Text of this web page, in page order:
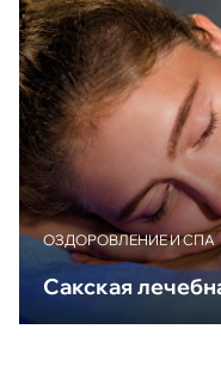
ОЗДОРОВЛЕНИЕ И СПА
Сакская